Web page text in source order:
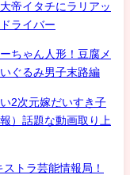
帝イタチにラリアッ
ライバー
ちゃん人形！豆腐メ
ぐるみ男子末路編
2次元嫁だいすき子
）話題な動画取り上
トラ芸能情報局！